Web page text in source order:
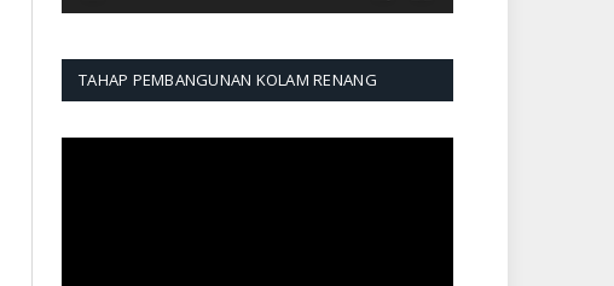
TAHAP PEMBANGUNAN KOLAM RENANG